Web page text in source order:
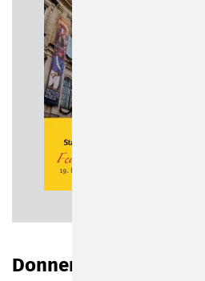
Donnerstag, 19.09.2024